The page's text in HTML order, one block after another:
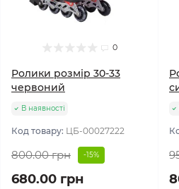
0
Ролики розмір 30-33
червоний
В наявності
Код товару: ЦБ-00027222
800.00 грн -15%
680.00 грн